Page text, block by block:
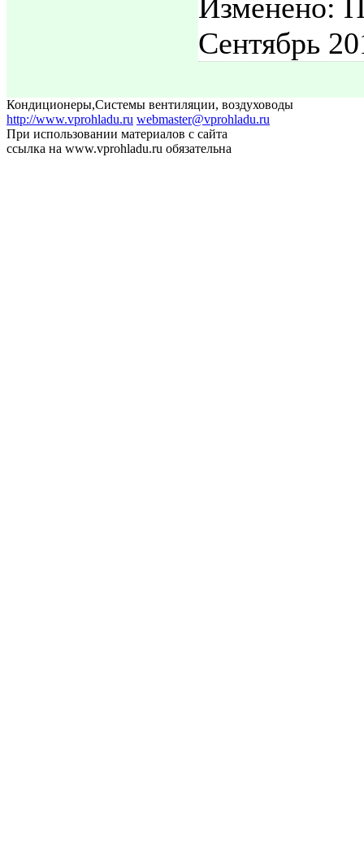
Изменено:
Сентябрь
Кондиционеры,Системы вентиляции, воздуховоды
http://www.vprohladu.ru webmaster@vprohladu.ru
При использовании материалов с сайта
ссылка на www.vprohladu.ru обязательна